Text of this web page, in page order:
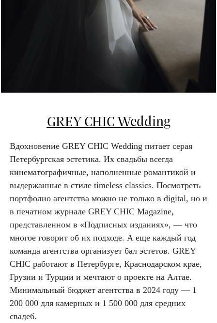
GREY CHIC Wedding
Вдохновение GREY CHIC Wedding питает серая
Петербургская эстетика. Их свадьбы всегда
кинематографичные, наполненные романтикой и
выдержанные в стиле timeless classics. Посмотреть
портфолио агентства можно не только в digital, но и
в печатном журнале GREY CHIC Magazine,
представленном в «Подписных изданиях», — что
многое говорит об их подходе. А еще каждый год
команда агентства организует бал эстетов. GREY
CHIC работают в Петербурге, Краснодарском крае,
Грузии и Турции и мечтают о проекте на Алтае.
Минимальный бюджет агентства в 2024 году — 1
200 000 для камерных и 1 500 000 для средних
свадеб.